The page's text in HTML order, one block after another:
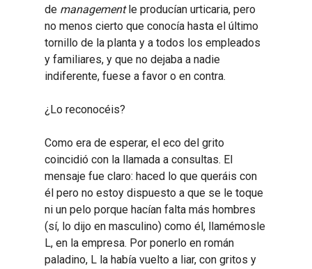
de managementle producían urticaria, pero
no menos cierto que conocía hasta el último
tornillo de la planta y a todos los empleados
y familiares, y que no dejaba a nadie
indiferente, fuese a favor o en contra.
¿Lo reconocéis?
Como era de esperar, el eco del grito
coincidió con la llamada a consultas. El
mensaje fue claro: haced lo que queráis con
él pero no estoy dispuesto a que se le toque
ni un pelo porque hacían falta más hombres
(sí, lo dijo en masculino) como él, llamémosle
L, en la empresa. Por ponerlo en román
paladino, L la había vuelto a liar, con gritos y